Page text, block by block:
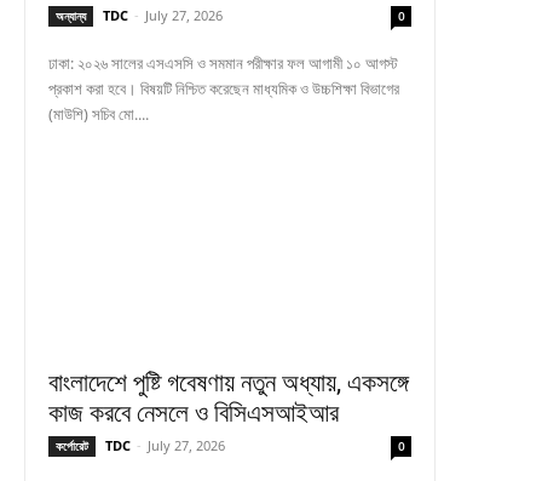
অন্যান্য TDC - July 27, 2026 0
ঢাকা: ২০২৬ সালের এসএসসি ও সমমান পরীক্ষার ফল আগামী ১০ আগস্ট
প্রকাশ করা হবে। বিষয়টি নিশ্চিত করেছেন মাধ্যমিক ও উচ্চশিক্ষা বিভাগের
(মাউশি) সচিব মো....
বাংলাদেশে পুষ্টি গবেষণায় নতুন অধ্যায়, একসঙ্গে
কাজ করবে নেসলে ও বিসিএসআইআর
কর্পোরেট TDC - July 27, 2026 0